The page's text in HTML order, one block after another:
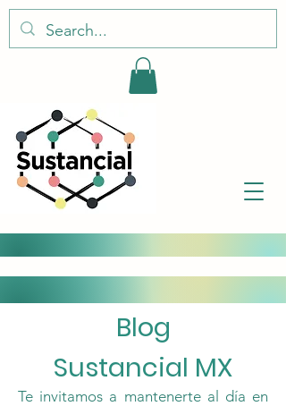
Blog
Sustancial MX
Te invitamos a mantenerte al día en